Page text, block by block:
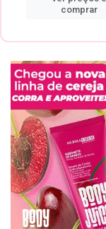
comprar